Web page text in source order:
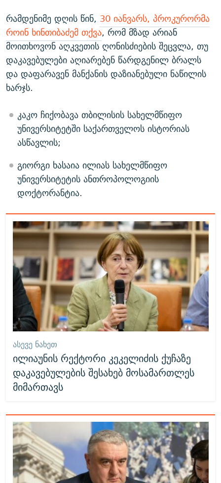
რამდენიმე დღის წინ, 30 იანვარს, პროკურორმა
როინ ხინთიბაძემ თქვა, რომ მზად არიან
მოითხოვონ აღკვეთის ღონისძიების შეცვლა, თუ
დაკავებულები აღიარებენ წარდგენილ ბრალს
და დაფარავენ მანქანის დაზიანებული ნაწილის
ხარჯს.
კაკო ჩიქობავა თბილისის სახელმწიფო
უნივერსიტეტში საქართველოს ისტორიას
ასწავლის;
გიორგი ხასაია ილიას სახელმწიფო
უნივერსიტეტის ანთროპოლოგიის
დოქტორანტია.
ᲐᲡᲔᲕᲔ ᲜᲐᲮᲔᲗ
ილიაუნის რექტორი კეკელიძის ქუჩაზე
დაკავებულების შესახებ მოსამართლეს
მიმართავს